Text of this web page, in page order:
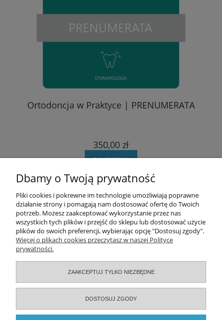
Ortodoncja w Praktyce | PRENUMERATA
350,00 zł
DO KOSZYKA
Moje konto
Zamówienia
Informacje
O nas
Serwisy specjalistyczne
Dbamy o Twoją prywatność
Pliki cookies i pokrewne im technologie umożliwiają poprawne
działanie strony i pomagają nam dostosować ofertę do Twoich
potrzeb. Możesz zaakceptować wykorzystanie przez nas
wszystkich tych plików i przejść do sklepu lub dostosować użycie
plików do swoich preferencji, wybierając opcję "Dostosuj zgody".
Więcej o plikach cookies przeczytasz w naszej Polityce
prywatności.
ZAAKCEPTUJ TYLKO NIEZBĘDNE
DOSTOSUJ ZGODY